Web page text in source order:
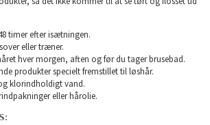
timer efter isætningen.
eller træner.
hver morgen, aften og før du tager brusebad.
produkter specielt fremstillet til løshår.
klorindholdigt vand.
eller hårolie.